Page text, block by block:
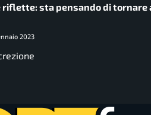
riflette: sta pensando di tornare
2023